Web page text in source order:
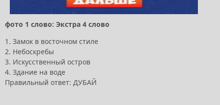
фото 1 слово: Экстра 4 слово
1. Замок в восточном стиле
2. Небоскребы
3. Искусственный остров
4. Здание на воде
Правильный ответ: ДУБАЙ